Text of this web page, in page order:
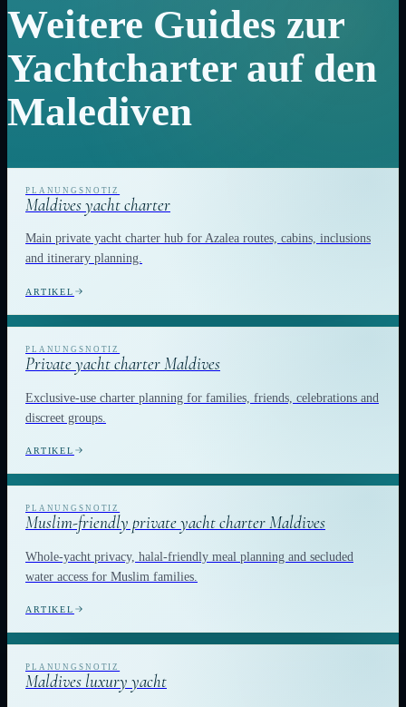
Weitere Guides zur
Yachtcharter auf den
Malediven
Maldives yacht charter
Main private yacht charter hub for Azalea routes, cabins, inclusions
and itinerary planning.
ARTIKEL
Private yacht charter Maldives
Exclusive-use charter planning for families, friends, celebrations and
discreet groups.
ARTIKEL
Muslim-friendly private yacht charter Maldives
Whole-yacht privacy, halal-friendly meal planning and secluded
water access for Muslim families.
ARTIKEL
Maldives luxury yacht